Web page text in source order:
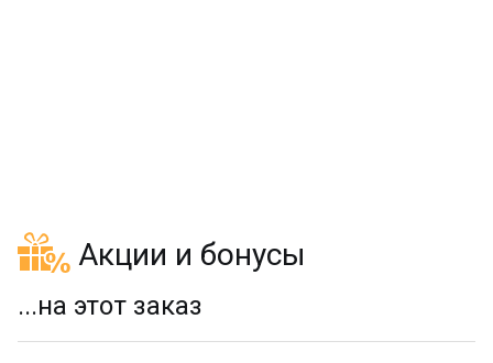
Акции и бонусы
...на этот заказ